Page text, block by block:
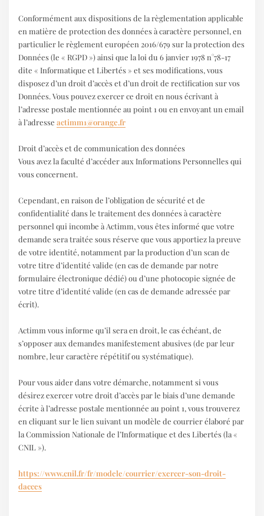
Conformément aux dispositions de la règlementation applicable
en matière de protection des données à caractère personnel, en
particulier le règlement européen 2016/679 sur la protection des
Données (le « RGPD ») ainsi que la loi du 6 janvier 1978 n°78-17
dite « Informatique et Libertés » et ses modifications, vous
disposez d’un droit d’accès et d’un droit de rectification sur vos
Données. Vous pouvez exercer ce droit en nous écrivant à
l’adresse postale mentionnée au point 1 ou en envoyant un email
à l’adresseactimm1@orange.fr
Droit d’accès et de communication des données
Vous avez la faculté d’accéder aux Informations Personnelles qui
vous concernent.
Cependant, en raison de l’obligation de sécurité et de
confidentialité dans le traitement des données à caractère
personnel qui incombe à Actimm, vous êtes informé que votre
demande sera traitée sous réserve que vous apportiez la preuve
de votre identité, notamment par la production d’un scan de
votre titre d’identité valide (en cas de demande par notre
formulaire électronique dédié) ou d’une photocopie signée de
votre titre d’identité valide (en cas de demande adressée par
écrit).
Actimm vous informe qu’il sera en droit, le cas échéant, de
s’opposer aux demandes manifestement abusives (de par leur
nombre, leur caractère répétitif ou systématique).
Pour vous aider dans votre démarche, notamment si vous
désirez exercer votre droit d’accès par le biais d’une demande
écrite à l’adresse postale mentionnée au point 1, vous trouverez
en cliquant sur le lien suivant un modèle de courrier élaboré par
la Commission Nationale de l’Informatique et des Libertés (la «
CNIL »).
https://www.cnil.fr/fr/modele/courrier/exercer-son-droit-
dacces